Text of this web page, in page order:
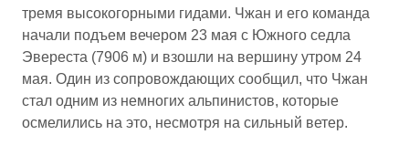
тремя высокогорными гидами. Чжан и его команда
начали подъем вечером 23 мая с Южного седла
Эвереста (7906 м) и взошли на вершину утром 24
мая. Один из сопровождающих сообщил, что Чжан
стал одним из немногих альпинистов, которые
осмелились на это, несмотря на сильный ветер.